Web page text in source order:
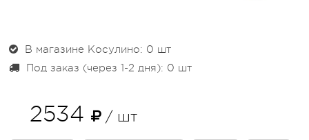
В магазине Косулино: 0 шт
Под заказ (через 1-2 дня): 0 шт
2534 / шт